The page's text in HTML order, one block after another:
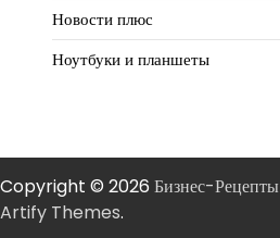
Новости плюс
Ноутбуки и планшеты
Copyright © 2026 Бизнес-Рецепты
Artify Themes.